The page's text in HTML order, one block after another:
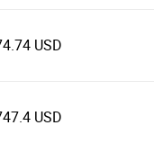
USD
USD